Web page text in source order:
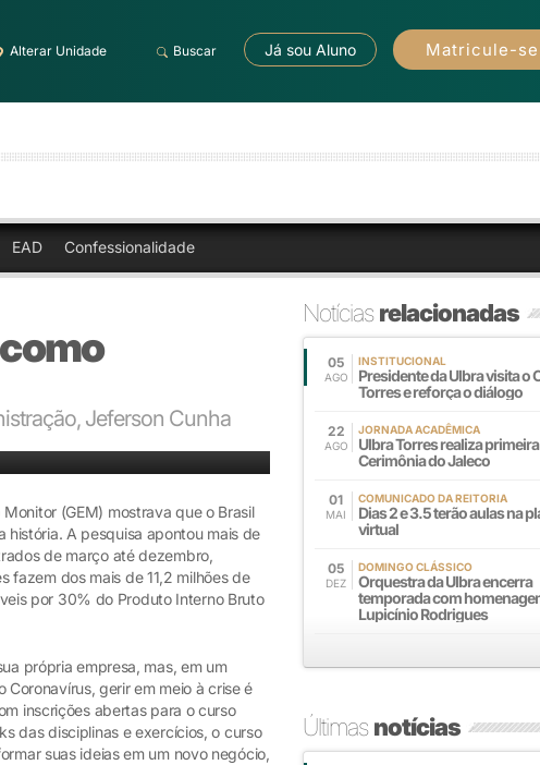
Alterar Unidade Buscar Já sou Aluno Matricule-se
EAD Confessionalidade
Jeferson Cunha
(GEM) mostrava que o Brasil
A pesquisa apontou mais de
de março até dezembro,
fazem dos mais de 11,2 milhões de
por 30% do Produto Interno Bruto
própria empresa, mas, em um
gerir em meio à crise é
inscrições abertas para o curso
das disciplinas e exercícios, o curso
suas ideias em um novo negócio,
Notíciasrelacionadas
05
AGO
INSTITUCIONAL
Presidente da Ulbra visita o
Torres e reforça o diálogo
22
AGO
JORNADA ACADÊMICA
Ulbra Torres realiza primeira
Cerimônia do Jaleco
01
MAI
COMUNICADO DA REITORIA
Dias 2 e 3.5 terão aulas na
virtual
05
DEZ
DOMINGO CLÁSSICO
Orquestra da Ulbra encerra
temporada com
Lupicínio Rodrigues
Últimasnotícias